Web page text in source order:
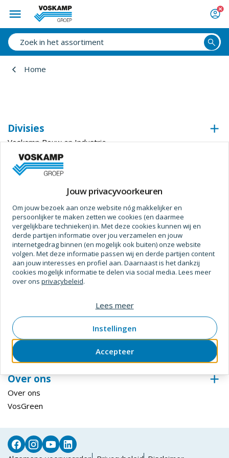
Home
Divisies
Voskamp Bouw en Industrie
Voskamp Industrietechniek
Voskamp Beveiligingstechniek
Voskamp Aluminium
Voskamp Toegangstechniek
Voskamp Industriedeuren
Digitale Oplossingen
Inloggen ECmanage
Hardglazen Klep-, val- en draairamen
Steiger configurator
Klantenservice
Bestellen & betalen
Retourneren
Levering & afhalen
Over ons
Over ons
VosGreen
Jouw privacyvoorkeuren
Om jouw bezoek aan onze website nóg makkelijker en
persoonlijker te maken zetten we cookies (en daarmee
vergelijkbare technieken) in. Met deze cookies kunnen wij en
derde partijen informatie over jou verzamelen en jouw
internetgedrag binnen (en mogelijk ook buiten) onze website
volgen. Met deze informatie passen wij en derde partijen content
aan jouw interesses en profiel aan. Daarnaast is het dankzij
cookies mogelijk informatie te delen via social media. Lees meer
over ons privacybeleid.
Accepteer
Instellingen
Lees meer